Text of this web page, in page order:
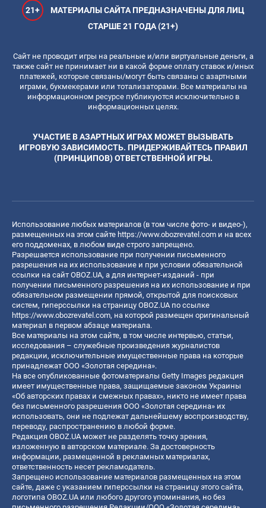
21+
МАТЕРИАЛЫ САЙТА ПРЕДНАЗНАЧЕНЫ ДЛЯ ЛИЦ
СТАРШЕ 21 ГОДА (21+)
Сайт не проводит игры на реальные и/или виртуальные деньги, а
также сайт не принимает ни в какой форме оплату ставок и/иных
платежей, которые связаны/могут быть связаны с азартными
играми, букмекерами или тотализаторами. Все материалы на
информационном ресурсе публикуются исключительно в
информационных целях.
УЧАСТИЕ В АЗАРТНЫХ ИГРАХ МОЖЕТ ВЫЗЫВАТЬ
ИГРОВУЮ ЗАВИСИМОСТЬ. ПРИДЕРЖИВАЙТЕСЬ ПРАВИЛ
(ПРИНЦИПОВ) ОТВЕТСТВЕННОЙ ИГРЫ.
Использование любых материалов (в том числе фото- и видео-),
размещенных на этом сайте https://www.obozrevatel.com и на всех
его поддоменах, в любом виде строго запрещено.
Разрешается использование при получении письменного
разрешения на их использование и при условии обязательной
ссылки на сайт OBOZ.UA, а для интернет-изданий - при
получении письменного разрешения на их использование и при
обязательном размещении прямой, открытой для поисковых
систем, гиперссылки на страницу OBOZ.UA по ссылке
https://www.obozrevatel.com, на которой размещен оригинальный
материал в первом абзаце материала.
Все материалы на этом сайте, в том числе интервью, статьи,
исследования – служебные произведения журналистов
редакции, исключительные имущественные права на которые
принадлежат ООО «Золотая середина».
На все опубликованные фотоматериалы Getty Images редакция
имеет имущественные права, защищаемые законом Украины
«Об авторских правах и смежных правах», никто не имеет права
без письменного разрешения ООО «Золотая середина» их
использовать, они не подлежат дальнейшему воспроизводству,
переводу, распространению в любой форме.
Редакция OBOZ.UA может не разделять точку зрения,
изложенную в авторском материале. За достоверность
информации, размещенной в рекламных материалах,
ответственность несет рекламодатель.
Запрещено использование материалов размещенных на этом
сайте, даже с указанием гиперссылки на страницу этого сайта,
логотипа OBOZ.UA или любого другого упоминания, но без